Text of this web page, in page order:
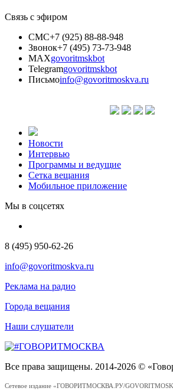
Связь с эфиром
СМС+7 (925) 88-88-948
Звонок+7 (495) 73-73-948
MAXgovoritmskbot
Telegramgovoritmskbot
Письмоinfo@govoritmoskva.ru
Новости
Интервью
Программы и ведущие
Сетка вещания
Мобильное приложение
Мы в соцсетях
8 (495) 950-62-26
info@govoritmoskva.ru
Реклама на радио
Города вещания
Наши слушатели
Все права защищены. 2014-2026 ©
Сетевое издание «ГОВОРИТМОСКВА.РУ/